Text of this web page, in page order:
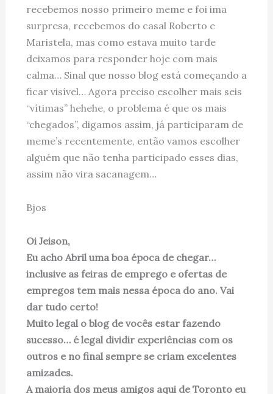
recebemos nosso primeiro meme e foi ima
surpresa, recebemos do casal Roberto e
Maristela, mas como estava muito tarde
deixamos para responder hoje com mais
calma… Sinal que nosso blog está começando a
ficar visível… Agora preciso escolher mais seis
“vítimas” hehehe, o problema é que os mais
“chegados”, digamos assim, já participaram de
meme’s recentemente, então vamos escolher
alguém que não tenha participado esses dias,
assim não vira sacanagem…
Bjos
Oi Jeison,
Eu acho Abril uma boa época de chegar…
inclusive as feiras de emprego e ofertas de
empregos tem mais nessa época do ano. Vai
dar tudo certo!
Muito legal o blog de vocês estar fazendo
sucesso… é legal dividir experiências com os
outros e no final sempre se criam excelentes
amizades.
A maioria dos meus amigos aqui de Toronto eu